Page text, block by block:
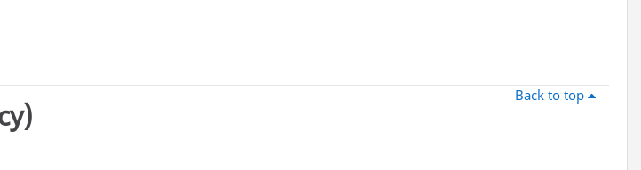
Back to top